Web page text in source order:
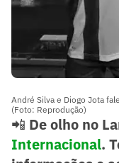
André Silva e Diogo Jota
(Foto: Reprodução)
📲 De olho no
Internacional.